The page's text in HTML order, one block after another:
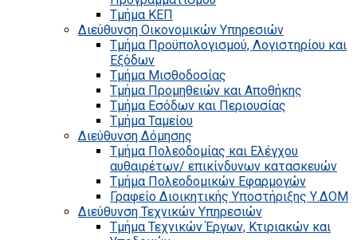
Τμήμα ΚΕΠ
Διεύθυνση Οικονομικών Υπηρεσιών
Τμήμα Προϋπολογισμού, Λογιστηρίου και
Εξόδων
Τμήμα Μισθοδοσίας
Τμήμα Προμηθειών και Αποθήκης
Τμήμα Εσόδων και Περιουσίας
Τμήμα Ταμείου
Διεύθυνση Δόμησης
Τμήμα Πολεοδομίας και Ελέγχου
αυθαιρέτων/ επικίνδυνων κατασκευών
Τμήμα Πολεοδομικών Εφαρμογών
Γραφείο Διοικητικής Υποστήριξης Υ.ΔΟΜ
Διεύθυνση Τεχνικών Υπηρεσιών
Τμήμα Τεχνικών Έργων, Κτιριακών και